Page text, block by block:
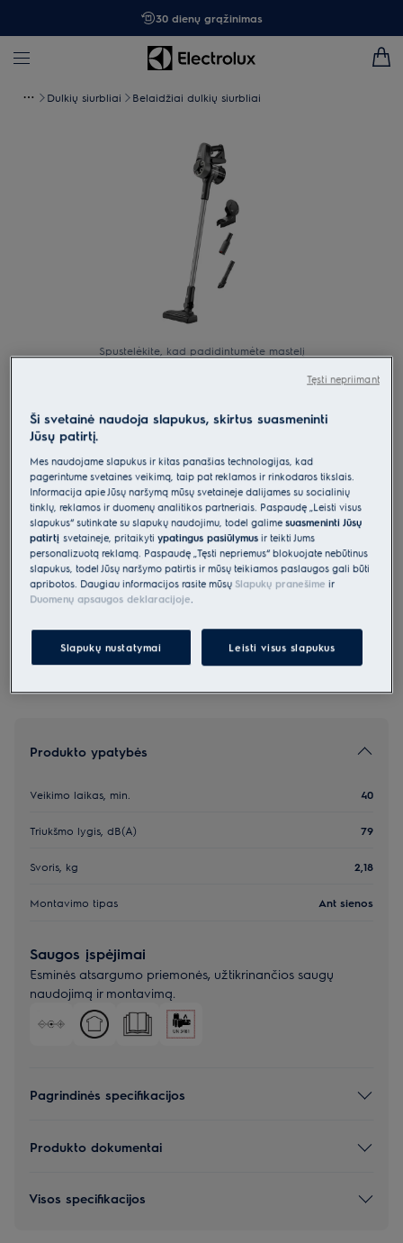
30 dienų grąžinimas
Dulkių siurbliai Belaidžiai dulkių siurbliai
Spustelėkite, kad padidintumėte mastelį
EP31CB21TG
300 serijos belaidis dulkių siurblys
4.8 (84)
2 metų garantija, įskaitant bateriją
*Produkto puslapio galerijoje pateiktos nuotraukos
ir vaizdo įrašai yra tik iliustraciniai ir gali netiksliai
atvaizduoti šį modelį.
Produkto ypatybės
Veikimo laikas, min. 40
Triukšmo lygis, dB(A) 79
Svoris, kg 2,18
Montavimo tipas Ant sienos
Saugos įspėjimai
Esminės atsargumo priemonės, užtikrinančios saugų
naudojimą ir montavimą.
Pagrindinės specifikacijos
Produkto dokumentai
Visos specifikacijos
Ši svetainė naudoja slapukus, skirtus suasmeninti
Jūsų patirtį.
Mes naudojame slapukus ir kitas panašias technologijas, kad
pagerintume svetainės veikimą, taip pat reklamos ir rinkodaros tikslais.
Informacija apie Jūsų naršymą mūsų svetainėje dalijamės su socialinių
tinklų, reklamos ir duomenų analitikos partneriais. Paspaudę „Leisti visus
slapukus“ sutinkate su slapukų naudojimu, todėl galimesuasmeninti Jūsų
patirtįsvetainėje, pritaikytiypatingus pasiūlymus ir teikti Jums
personalizuotą reklamą. Paspaudę „Tęsti nepriėmus“ blokuojate nebūtinus
slapukus, todėl Jūsų naršymo patirtis ir mūsų teikiamos paslaugos gali būti
apribotos. Daugiau informacijos rasite mūsų Slapukų pranešime ir
Duomenų apsaugos deklaracijoje.
Slapukų nustatymai Leisti visus slapukus
Tęsti nepriimant